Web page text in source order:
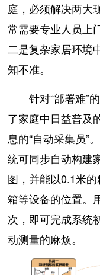
庭，必须解决两大
常需要专业人员上
二是复杂家居环境
知不准。
针对“部署难”的
了家庭中日益普及
息的“自动采集员”
统可同步自动构建
图，并能以0.1米
箱等设备的位置。
次，即可完成系统
动测量的麻烦。